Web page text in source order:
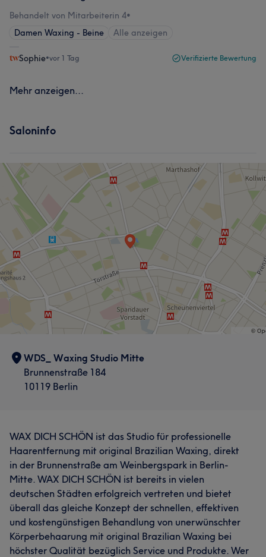
Behandelt von Mitarbeiterin 4•
Damen Waxing - Beine
Alle anzeigen
Sophie•vor 1 Tag Verifizierte Bewertung
Mehr anzeigen...
Saloninfo
WDS_ Waxing Studio Mitte
Brunnenstraße 184
10119 Berlin
WAX DICH SCHÖN ist das Studio für professionelle
Haarentfernung mit original Brazilian Waxing, direkt
in der Brunnenstraße am Weinbergspark in Berlin-
Mitte. WAX DICH SCHÖN ist bereits in vielen
deutschen Städten erfolgreich vertreten und bietet
überall das gleiche Konzept der schnellen, effektiven
und kostengünstigen Behandlung von unerwünschter
Körperbehaarung mit original Brazilian Waxing bei
höchster Qualität bezüglich Service und Produkte. Wer